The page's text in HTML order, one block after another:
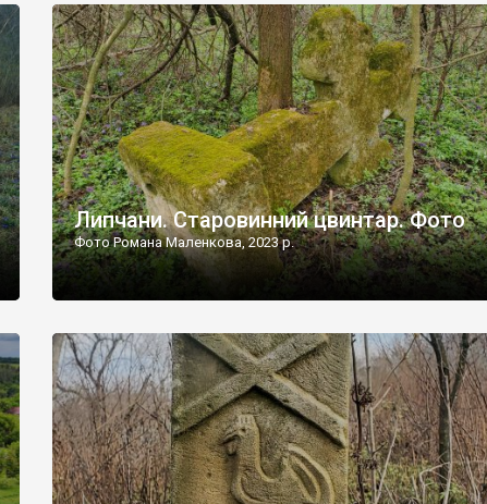
дороги їх не видно, але видно дві стареньких колії у траві –
[…]
Липчани. Старовинний цвинтар. Фото
Фото Романа Маленкова, 2023 р.